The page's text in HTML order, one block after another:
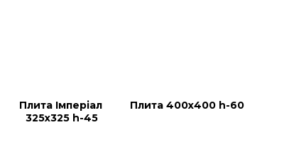
Плита Імперіал
325х325 h-45
Плита 400х400 h-60